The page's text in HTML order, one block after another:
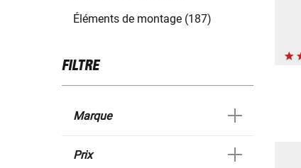
Éléments de montage (187)
FILTRE
Marque
Prix